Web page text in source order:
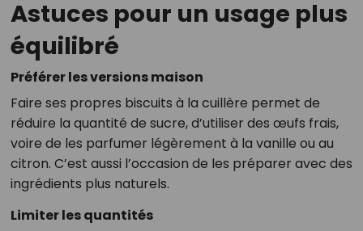
Astuces pour un usage plus
équilibré
Préférer les versions maison
Faire ses propres biscuits à la cuillère permet de
réduire la quantité de sucre, d’utiliser des œufs frais,
voire de les parfumer légèrement à la vanille ou au
citron. C’est aussi l’occasion de les préparer avec des
ingrédients plus naturels.
Limiter les quantités